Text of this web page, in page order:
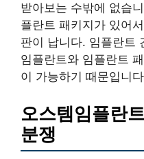
받아보는 수밖에 없습
플란트 패키지가 있어
판이 납니다. 임플란트
임플란트와 임플란트
이 가능하기 때문입니
오스템임플란
분쟁